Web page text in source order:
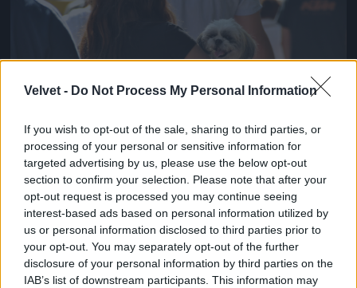
Velvet - Do Not Process My Personal Information
If you wish to opt-out of the sale, sharing to third parties, or
processing of your personal or sensitive information for
targeted advertising by us, please use the below opt-out
section to confirm your selection. Please note that after your
opt-out request is processed you may continue seeing
interest-based ads based on personal information utilized by
us or personal information disclosed to third parties prior to
your opt-out. You may separately opt-out of the further
disclosure of your personal information by third parties on the
IAB’s list of downstream participants. This information may
Fotó: Varga Dóra / Velvet
Jön még kép!